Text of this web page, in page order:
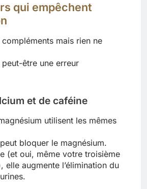
qui empêchent
mais rien ne
être une erreur
et de caféine
utilisent les mêmes
bloquer le magnésium.
(et oui, même votre troisième
elle augmente l’élimination du